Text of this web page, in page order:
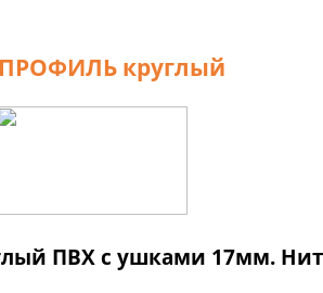
круглый
ПВХ с ушками 17мм.